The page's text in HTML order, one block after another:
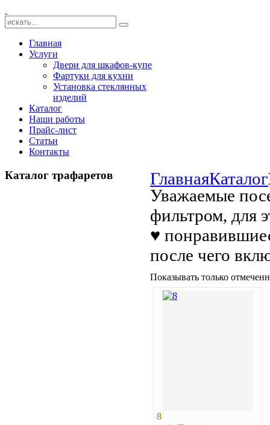
Главная
Услуги
Двери для шкафов-купе
Фартуки для кухни
Установка стеклянных
изделий
Каталог
Наши работы
Прайс-лист
Статьи
Контакты
ГлавнаяКаталог
Уважаемые
фильтром, для
♥
после чего
Показывать только
8
Каталог трафаретов